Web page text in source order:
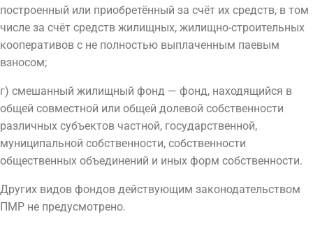
построенный или приобретённый за счёт их средств, в том
числе за счёт средств жилищных, жилищно-строительных
кооперативов с не полностью выплаченным паевым
взносом;
г) смешанный жилищный фонд — фонд, находящийся в
общей совместной или общей долевой собственности
различных субъектов частной, государственной,
муниципальной собственности, собственности
общественных объединений и иных форм собственности.
Других видов фондов действующим законодательством
ПМР не предусмотрено.